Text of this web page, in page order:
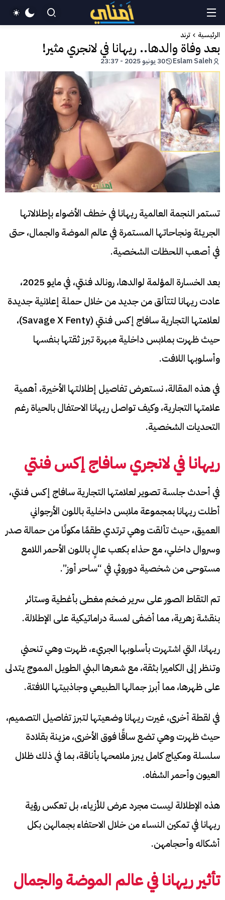
الرئيسية ترند
بعد وفاة والدها.. ريهانا في لانجري مثير!
Eslam Saleh 30 يونيو 2025 - 23:37
تستمر النجمة العالمية ريهانا في خطف الأضواء بإطلالاتها
الجريئة ونجاحاتها المستمرة في عالم الموضة والجمال، حتى
في أصعب اللحظات الشخصية.
بعد الخسارة المؤلمة لوالدها، رونالد فنتي، في مايو 2025،
عادت ريهانا لتتألق من جديد من خلال حملة إعلانية جديدة
لعلامتها التجارية سافاج إكس فنتي (Savage X Fenty)،
حيث ظهرت بملابس داخلية مبهرة تبرز ثقتها بنفسها
وأسلوبها اللافت.
في هذه المقالة، نستعرض تفاصيل إطلالتها الأخيرة، أهمية
علامتها التجارية، وكيف تواصل ريهانا الاحتفال بالحياة رغم
التحديات الشخصية.
ريهانا في لانجري سافاج إكس فنتي
في أحدث جلسة تصوير لعلامتها التجارية سافاج إكس فنتي،
أطلت ريهانا بمجموعة ملابس داخلية باللون الأرجواني
العميق، حيث تألقت وهي ترتدي طقمًا مكونًا من حمالة صدر
وسروال داخلي، مع حذاء بكعب عالٍ باللون الأحمر اللامع
مستوحى من شخصية دوروثي في “ساحر أوز”.
تم التقاط الصور على سرير ضخم مغطى بأغطية وستائر
بنقشة زهرية، مما أضفى لمسة دراماتيكية على الإطلالة.
ريهانا، التي اشتهرت بأسلوبها الجريء، ظهرت وهي تنحني
وتنظر إلى الكاميرا بثقة، مع شعرها البني الطويل المموج يتدلى
على ظهرها، مما أبرز جمالها الطبيعي وجاذبيتها اللافتة.
في لقطة أخرى، غيرت ريهانا وضعيتها لتبرز تفاصيل التصميم،
حيث ظهرت وهي تضع ساقًا فوق الأخرى، مزينة بقلادة
سلسلة ومكياج كامل يبرز ملامحها بأناقة، بما في ذلك ظلال
العيون وأحمر الشفاه.
هذه الإطلالة ليست مجرد عرض للأزياء، بل تعكس رؤية
ريهانا في تمكين النساء من خلال الاحتفاء بجمالهن بكل
أشكاله وأحجامهن.
تأثير ريهانا في عالم الموضة والجمال